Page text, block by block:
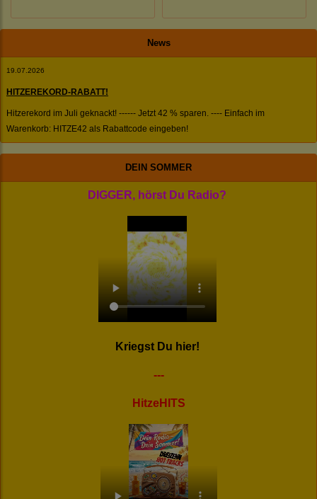
News
19.07.2026
HITZEREKORD-RABATT!
Hitzerekord im Juli geknackt! ------ Jetzt 42 % sparen. ---- Einfach im
Warenkorb: HITZE42 als Rabattcode eingeben!
DEIN SOMMER
DIGGER, hörst Du Radio?
Kriegst Du hier!
---
HitzeHITS